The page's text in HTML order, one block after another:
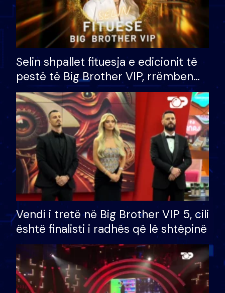
Selin shpallet fituesja e edicionit të
pestë të Big Brother VIP, rrëmben
çmimin e madh prej 100 mijë eurosh
Vendi i tretë në Big Brother VIP 5, cili
është finalisti i radhës që lë shtëpinë